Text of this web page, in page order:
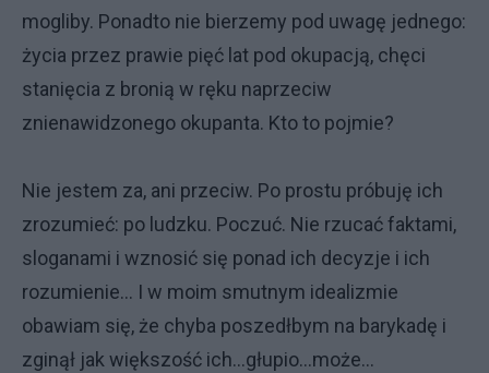
mogliby. Ponadto nie bierzemy pod uwagę jednego:
życia przez prawie pięć lat pod okupacją, chęci
stanięcia z bronią w ręku naprzeciw
znienawidzonego okupanta. Kto to pojmie?
Nie jestem za, ani przeciw. Po prostu próbuję ich
zrozumieć: po ludzku. Poczuć. Nie rzucać faktami,
sloganami i wznosić się ponad ich decyzje i ich
rozumienie... I w moim smutnym idealizmie
obawiam się, że chyba poszedłbym na barykadę i
zginął jak większość ich...głupio...może...